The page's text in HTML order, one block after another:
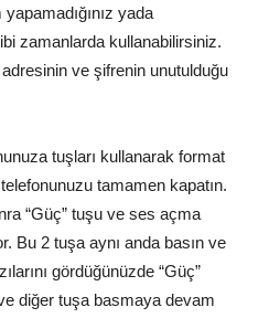
yada
zamanlarda kullanabilirsiniz.
ve şifrenin unutulduğu
tuşları kullanarak format
tamamen kapatın.
“Güç” tuşu ve ses açma
Bu 2 tuşa aynı anda basın ve
gördüğünüzde “Güç”
diğer tuşa basmaya devam